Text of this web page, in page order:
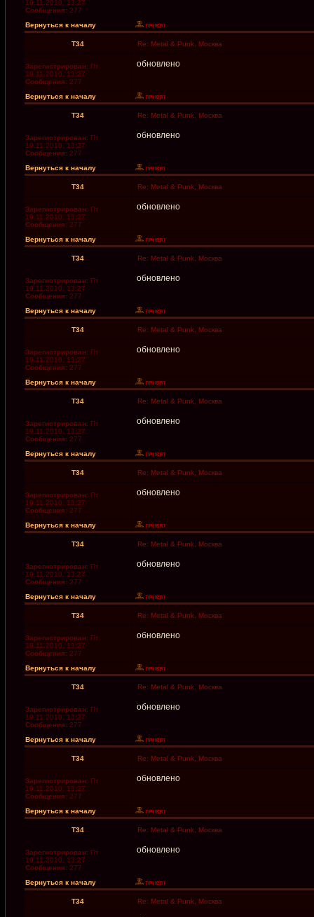
19.11.2010, 13:27
Сообщения: 277
Вернуться к началу
T34 Re: Metal & Punk, Москва
Зарегистрирован: Пт
19.11.2010, 13:27
Сообщения: 277
обновлено
Вернуться к началу
T34 Re: Metal & Punk, Москва
Зарегистрирован: Пт
19.11.2010, 13:27
Сообщения: 277
обновлено
Вернуться к началу
T34 Re: Metal & Punk, Москва
Зарегистрирован: Пт
19.11.2010, 13:27
Сообщения: 277
обновлено
Вернуться к началу
T34 Re: Metal & Punk, Москва
Зарегистрирован: Пт
19.11.2010, 13:27
Сообщения: 277
обновлено
Вернуться к началу
T34 Re: Metal & Punk, Москва
Зарегистрирован: Пт
19.11.2010, 13:27
Сообщения: 277
обновлено
Вернуться к началу
T34 Re: Metal & Punk, Москва
Зарегистрирован: Пт
19.11.2010, 13:27
Сообщения: 277
обновлено
Вернуться к началу
T34 Re: Metal & Punk, Москва
Зарегистрирован: Пт
19.11.2010, 13:27
Сообщения: 277
обновлено
Вернуться к началу
T34 Re: Metal & Punk, Москва
Зарегистрирован: Пт
19.11.2010, 13:27
Сообщения: 277
обновлено
Вернуться к началу
T34 Re: Metal & Punk, Москва
Зарегистрирован: Пт
19.11.2010, 13:27
Сообщения: 277
обновлено
Вернуться к началу
T34 Re: Metal & Punk, Москва
Зарегистрирован: Пт
19.11.2010, 13:27
Сообщения: 277
обновлено
Вернуться к началу
T34 Re: Metal & Punk, Москва
Зарегистрирован: Пт
19.11.2010, 13:27
Сообщения: 277
обновлено
Вернуться к началу
T34 Re: Metal & Punk, Москва
Зарегистрирован: Пт
19.11.2010, 13:27
Сообщения: 277
обновлено
Вернуться к началу
T34 Re: Metal & Punk, Москва